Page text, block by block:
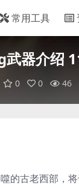
常用工具
器介绍
0 0 46
的古老西部，